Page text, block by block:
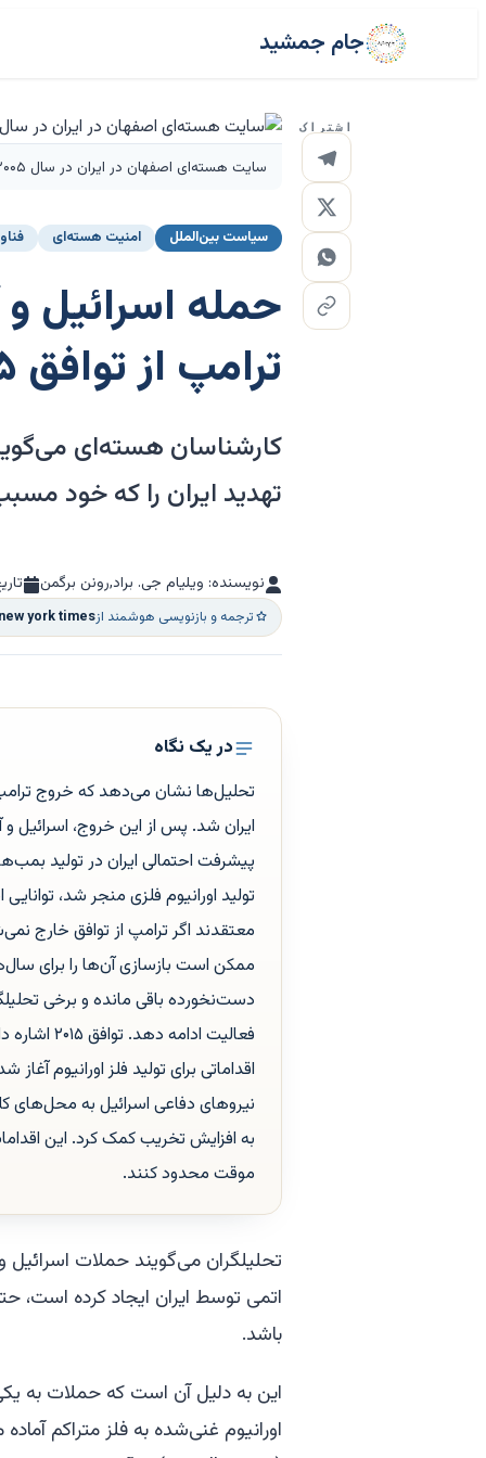
جام جمشید
اشتراک
سایت هسته‌ای اصفهان در ایران در سال ۲۰۰۵، زمانی که در مراحل اولیه گسترش سریع خود قرار داشت. اعتبار: رویترز
سیاست بین‌الملل امنیت هسته‌ای
حمله اسرائیل
ترامپ از توافق ۲۰۱۵ گسترش یافت
کارشناسان هسته‌ای
تهدید ایران را که خود
نویسنده: ویلیام جی. براد,رونن برگمن
ترجمه و بازنویسی هوشمند ازyork times
در یک نگاه
ایران شد. پس از این خروج، اسرائیل
پیشرفت احتمالی ایران در تولید
تولید اورانیوم فلزی منجر شد،
معتقدند اگر ترامپ از توافق خارج
ممکن است بازسازی آن‌ها را برای
دست‌نخورده باقی مانده و برخی
فعالیت
اقداماتی برای تولید فلز اورانیوم
نیروهای دفاعی اسرائیل به محل‌های
به افزایش تخریب کمک کرد. این
موقت محدود کنند.
تحلیلگران می‌گویند حملات
اتمی توسط ایران ایجاد کرده است،
باشد.
این به دلیل آن است که حملات به یکی
اورانیوم غنی‌شده به فلز متراکم